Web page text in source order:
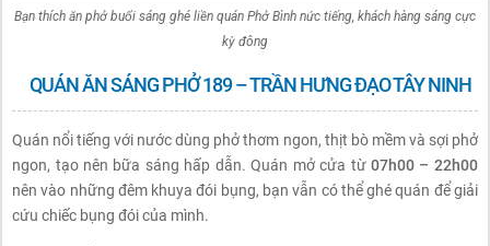
Bạn thích ăn phở buổi sáng ghé liền quán Phở Bình nức tiếng, khách hàng sáng cực
kỳ đông
QUÁN ĂN SÁNG PHỞ 189 – TRẦN HƯNG ĐẠO TÂY NINH
Quán nổi tiếng với nước dùng phở thơm ngon, thịt bò mềm và sợi phở
ngon, tạo nên bữa sáng hấp dẫn. Quán mở cửa từ 07h00 – 22h00
nên vào những đêm khuya đói bụng, bạn vẫn có thể ghé quán để giải
cứu chiếc bụng đói của mình.